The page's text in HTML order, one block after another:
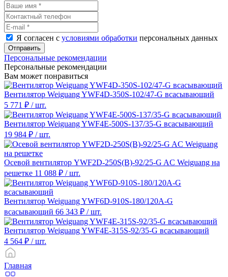
Я согласен с условиями обработки персональных данных
Отправить
Персональные рекомендации
Персональные рекомендации
Вам может понравиться
Вентилятор Weiguang YWF4D-350S-102/47-G всасывающий
5 771 ₽ / шт.
Вентилятор Weiguang YWF4E-500S-137/35-G всасывающий
19 984 ₽ / шт.
Осевой вентилятор YWF2D-250S(B)-92/25-G AC Weiguang на
решетке 11 088 ₽ / шт.
Вентилятор Weiguang YWF6D-910S-180/120A-G
всасывающий 66 343 ₽ / шт.
Вентилятор Weiguang YWF4E-315S-92/35-G всасывающий
4 564 ₽ / шт.
Главная